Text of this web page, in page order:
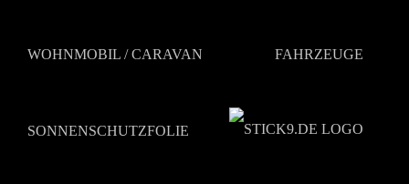
springenWOHNMOBIL / CARAVAN FAHRZEUGE
SONNENSCHUTZFOLIE